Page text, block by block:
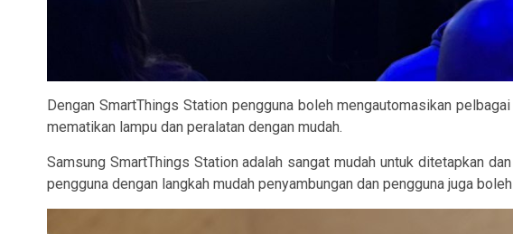
Dengan SmartThings Station pengguna boleh mengautomasikan
mematikan lampu dan peralatan dengan mudah.
Samsung SmartThings Station adalah sangat mudah untuk ditetapkan
pengguna dengan langkah mudah penyambungan dan pengguna juga